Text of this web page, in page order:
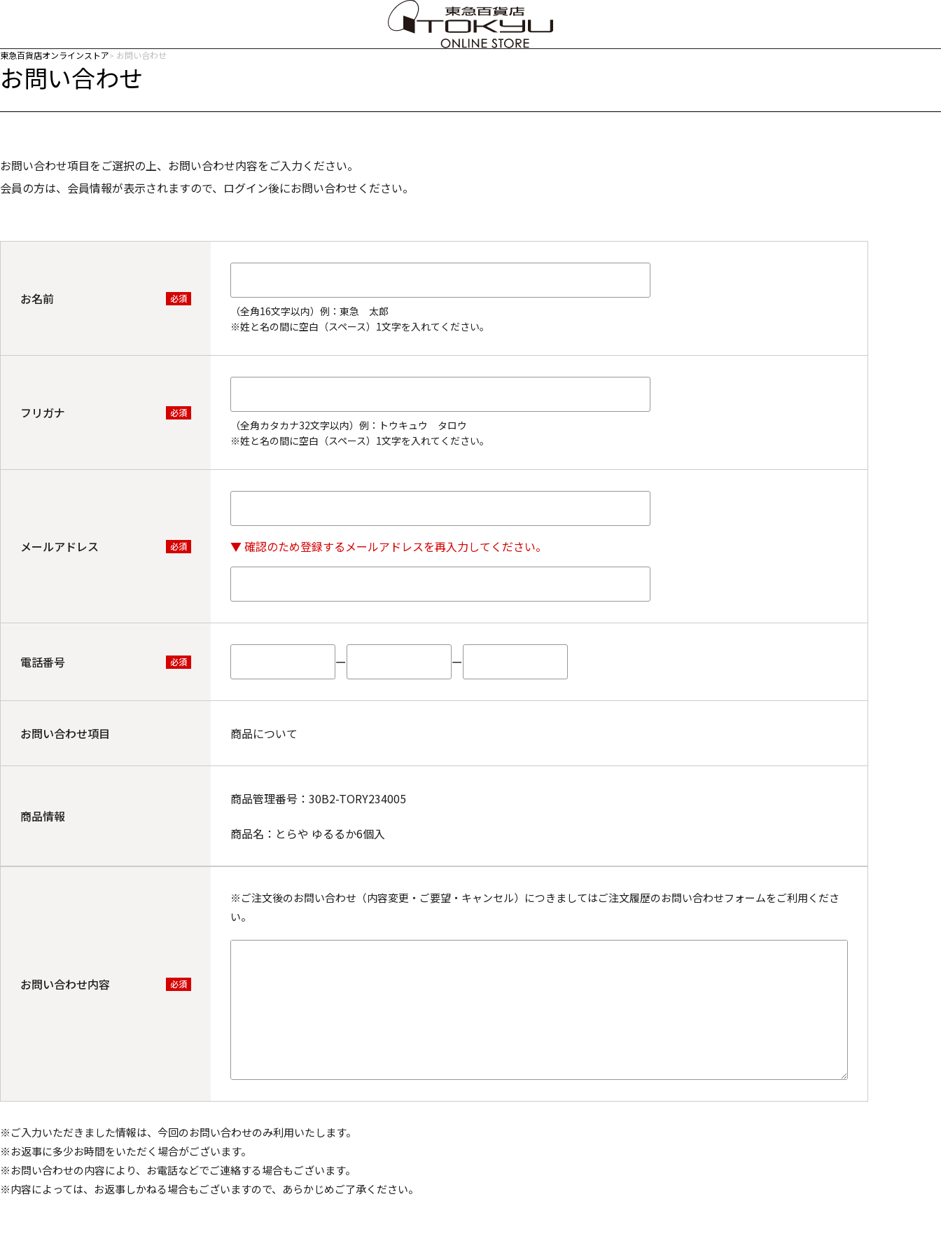
東急百貨店オンラインストア お問い合わせ
お問い合わせ
お問い合わせ項目をご選択の上、お問い合わせ内容をご入力ください。
会員の方は、会員情報が表示されますので、ログイン後にお問い合わせください。
お名前 必須
（全角16文字以内）例：東急 太郎
※姓と名の間に空白（スペース）1文字を入れてください。
フリガナ 必須
（全角カタカナ32文字以内） 例：トウキュウ タロウ
※姓と名の間に空白（スペース）1文字を入れてください。
メールアドレス 必須 ▼ 確認のため登録するメールアドレスを再入力してください。
電話番号 必須 ー ー
お問い合わせ項目 商品について
商品情報
商品管理番号： 30B2-TORY234005
商品名： とらや ゆるるか6個入
お問い合わせ内容 必須
※ご注文後のお問い合わせ（内容変更・ご要望・キャンセル）につきましてはご注文履歴のお問い合わせフォームをご利用くださ
い。
※ご入力いただきました情報は、今回のお問い合わせのみ利用いたします。
※お返事に多少お時間をいただく場合がございます。
※お問い合わせの内容により、お電話などでご連絡する場合もございます。
※内容によっては、お返事しかねる場合もございますので、あらかじめご了承ください。